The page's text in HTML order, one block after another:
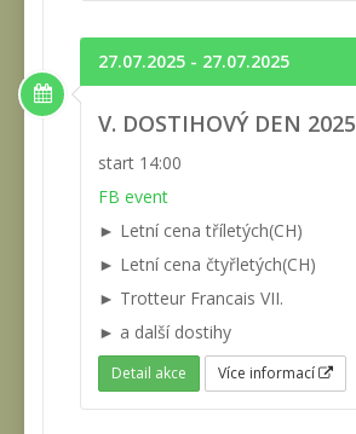
27.07.2025 - 27.07.2025
V. DOSTIHOVÝ DEN 2025
start 14:00
FB event
► Letní cena tříletých(CH)
► Letní cena čtyřletých(CH)
► Trotteur Francais VII.
► a další dostihy
Detail akce Více informací